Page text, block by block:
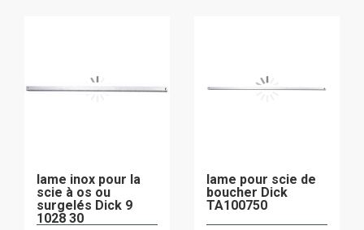
lame inox pour la
scie à os ou
surgelés Dick 9
1028 30
lame pour scie de
boucher Dick
TA100750